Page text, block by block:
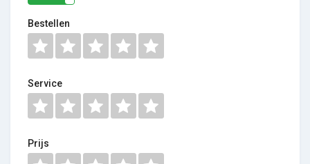
Bestellen
Service
Prijs